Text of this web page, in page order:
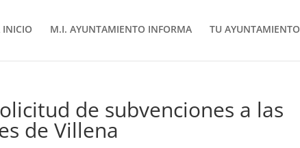
M.I. AYUNTAMIENTO INFORMA TU AYUNTAMIENTO
de subvenciones a las
de Villena